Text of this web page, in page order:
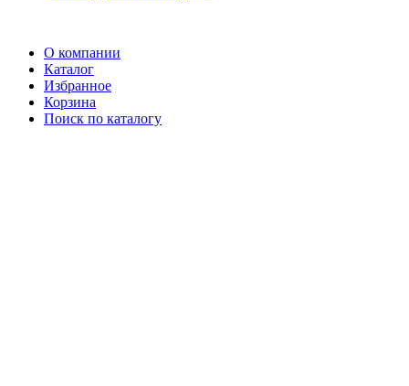
О компании
Каталог
Избранное
Корзина
Поиск по каталогу